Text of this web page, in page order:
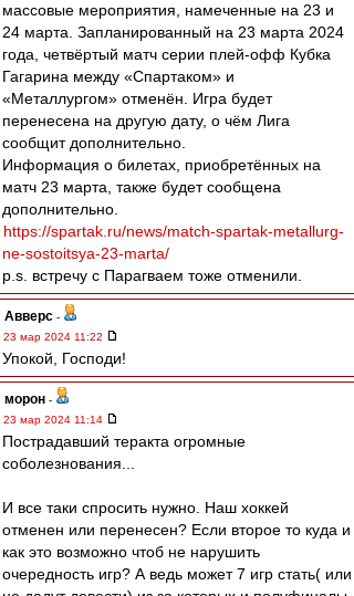
массовые мероприятия, намеченные на 23 и
24 марта. Запланированный на 23 марта 2024
года, четвёртый матч серии плей-офф Кубка
Гагарина между «Спартаком» и
«Металлургом» отменён. Игра будет
перенесена на другую дату, о чём Лига
сообщит дополнительно.
Информация о билетах, приобретённых на
матч 23 марта, также будет сообщена
дополнительно.
https://spartak.ru/news/match-spartak-metallurg-
ne-sostoitsya-23-marta/
p.s. встречу с Парагваем тоже отменили.
Авверс -
23 мар 2024 11:22
Упокой, Господи!
морон -
23 мар 2024 11:14
Пострадавший теракта огромные
соболезнования...
И все таки спросить нужно. Наш хоккей
отменен или перенесен? Если второе то куда и
как это возможно чтоб не нарушить
очередность игр? А ведь может 7 игр стать( или